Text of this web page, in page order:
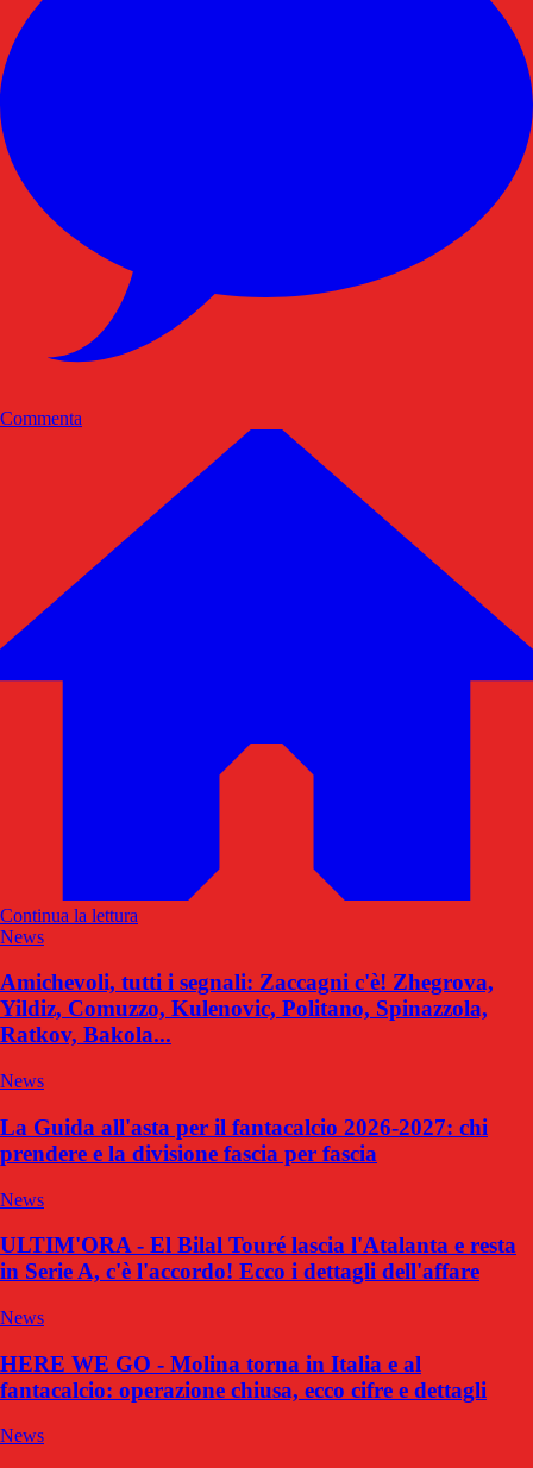
Commenta
Continua la lettura
News
Amichevoli, tutti i segnali: Zaccagni c'è! Zhegrova,
Yildiz, Comuzzo, Kulenovic, Politano, Spinazzola,
Ratkov, Bakola...
News
La Guida all'asta per il fantacalcio 2026-2027: chi
prendere e la divisione fascia per fascia
News
ULTIM'ORA - El Bilal Touré lascia l'Atalanta e resta
in Serie A, c'è l'accordo! Ecco i dettagli dell'affare
News
HERE WE GO - Molina torna in Italia e al
fantacalcio: operazione chiusa, ecco cifre e dettagli
News